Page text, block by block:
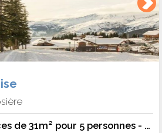
Appartement 2 pièces de 31m² pour 5 personnes - 5 pers. - 31m2 - TV - Animaux admis